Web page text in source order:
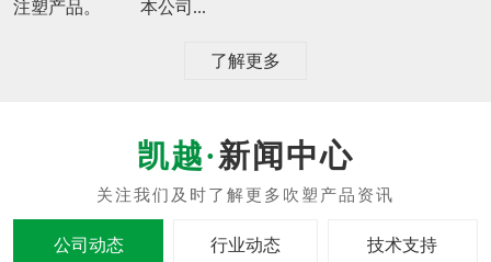
注塑产品。 本公司...
了解更多
新闻中心
公司动态 行业动态 技术支持